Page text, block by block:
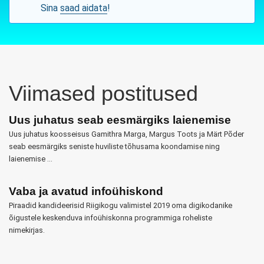
Sina saad aidata!
Viimased postitused
Uus juhatus seab eesmärgiks laienemise
Uus juhatus koosseisus Gamithra Marga, Margus Toots ja Märt Põder
seab eesmärgiks seniste huviliste tõhusama koondamise ning
laienemise …
Vaba ja avatud infoühiskond
Piraadid kandideerisid Riigikogu valimistel 2019 oma digikodanike
õigustele keskenduva infoühiskonna programmiga roheliste
nimekirjas.